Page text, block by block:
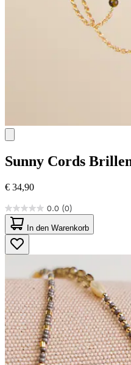
Sunny Cords
€ 34,90
0.0 (0)
0.0
von
5
Sternen.
In den Warenkorb